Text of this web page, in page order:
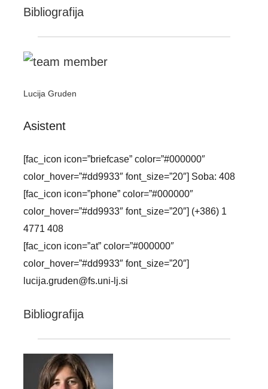
Bibliografija
Lucija Gruden
Asistent
[fac_icon icon=”briefcase” color=”#000000″
color_hover=”#dd9933″ font_size=”20″] Soba: 408
[fac_icon icon=”phone” color=”#000000″
color_hover=”#dd9933″ font_size=”20″] (+386) 1
4771 408
[fac_icon icon=”at” color=”#000000″
color_hover=”#dd9933″ font_size=”20″]
lucija.gruden@fs.uni-lj.si
Bibliografija